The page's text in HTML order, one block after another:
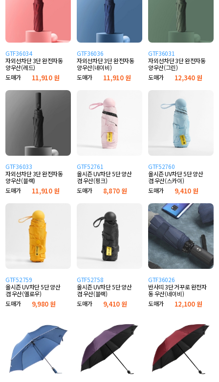
GTF36034
자외선차단 3단 완전자동
양우산(레드)
도매가
11,910 원
GTF36036
자외선차단 3단 완전자동
양우산(네이비)
도매가
11,910 원
GTF36031
자외선차단 3단 완전자동
양우산(그린)
도매가
12,340 원
GTF36033
자외선차단 3단 완전자동
양우산(블랙)
도매가
11,910 원
GTF52761
올시즌 UV차단 5단 양산
겸 우산(핑크)
도매가
8,870 원
GTF52760
올시즌 UV차단 5단 양산
겸 우산(스카이)
도매가
9,410 원
GTF52759
올시즌 UV차단 5단 양산
겸 우산(옐로우)
도매가
9,980 원
GTF52758
올시즌 UV차단 5단 양산
겸 우산(블랙)
도매가
9,410 원
GTF36026
반사띠 3단 거꾸로 완전자
동 우산(네이비)
도매가
12,100 원